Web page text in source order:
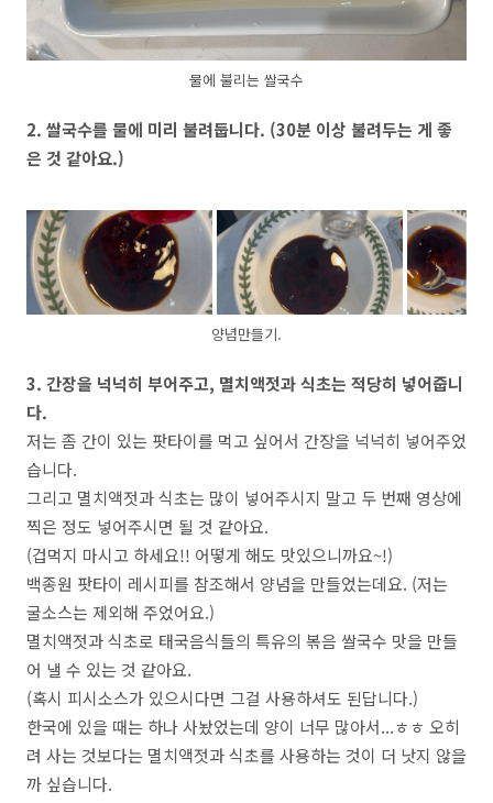
물에 불리는 쌀국수
2. 쌀국수를 물에 미리 불려둡니다. (30분 이상 불려두는 게 좋
은 것 같아요.)
양념만들기.
3. 간장을 넉넉히 부어주고, 멸치액젓과 식초는 적당히 넣어줍니
다.
저는 좀 간이 있는 팟타이를 먹고 싶어서 간장을 넉넉히 넣어주었
습니다.
그리고 멸치액젓과 식초는 많이 넣어주시지 말고 두 번째 영상에
찍은 정도 넣어주시면 될 것 같아요.
(겁먹지 마시고 하세요!! 어떻게 해도 맛있으니까요~!)
백종원 팟타이 레시피를 참조해서 양념을 만들었는데요. (저는
굴소스는 제외해 주었어요.)
멸치액젓과 식초로 태국음식들의 특유의 볶음 쌀국수 맛을 만들
어 낼 수 있는 것 같아요.
(혹시 피시소스가 있으시다면 그걸 사용하셔도 된답니다.)
한국에 있을 때는 하나 사놨었는데 양이 너무 많아서...ㅎㅎ 오히
려 사는 것보다는 멸치액젓과 식초를 사용하는 것이 더 낫지 않을
까 싶습니다.